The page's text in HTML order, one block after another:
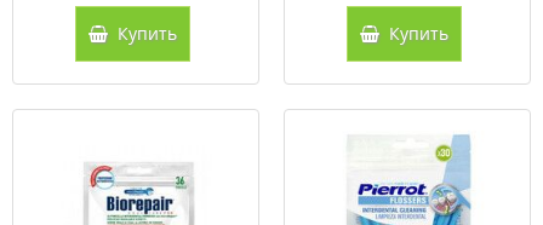
Купить Купить